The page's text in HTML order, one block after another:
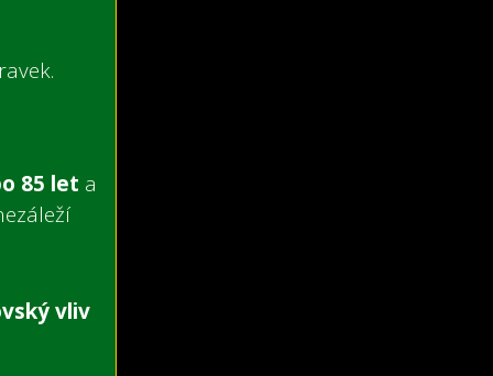
85 let a
vliv